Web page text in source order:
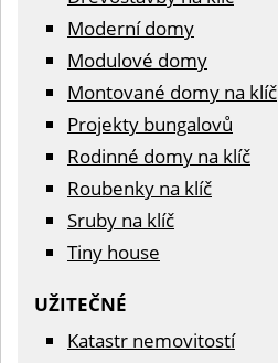
Moderní domy
Modulové domy
Montované domy na klíč
Projekty bungalovů
Rodinné domy na klíč
Roubenky na klíč
Sruby na klíč
Tiny house
UŽITEČNÉ
Katastr nemovitostí